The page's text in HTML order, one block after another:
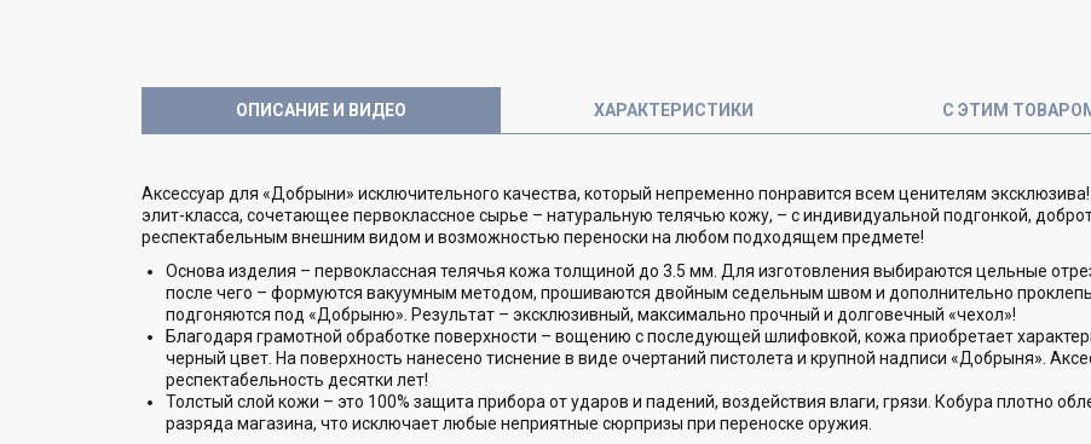
ОПИСАНИЕ И ВИДЕО ХАРАКТЕРИСТИКИ С ЭТИМ
Аксессуар для «Добрыни» исключительного качества, который непременно понравится всем ценителям
элит-класса, сочетающее первоклассное сырье – натуральную телячью кожу, – с индивидуальной подгонкой,
респектабельным внешним видом и возможностью переноски на любом подходящем предмете!
Основа изделия – первоклассная телячья кожа толщиной до 3.5 мм. Для изготовления выбираются цельные
после чего – формуются вакуумным методом, прошиваются двойным седельным швом и дополнительно
подгоняются под «Добрыню». Результат – эксклюзивный, максимально прочный и долговечный «чехол»!
Благодаря грамотной обработке поверхности – вощению с последующей шлифовкой, кожа приобретает
черный цвет. На поверхность нанесено тиснение в виде очертаний пистолета и крупной надписи «Добрыня».
респектабельность десятки лет!
Толстый слой кожи – это 100% защита прибора от ударов и падений, воздействия влаги, грязи. Кобура плотно
разряда магазина, что исключает любые неприятные сюрпризы при переноске оружия.